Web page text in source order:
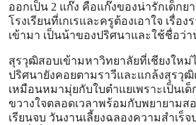
ออกเป็น 2 แก๊ง คือแก๊งของน่ารักเด็ก
โรงเรียนที่เกเรและครูต้องเอาใจ เรื่อ
เข้ามา เป็นน้าของปริศนาและใช้ชื่อว่
สุรวุฒิสอบเข้ามหาวิทยาลัยที่เชียงให
ปริศนายังคอยตามราวีและแกล้งสุรวุ
เหมือนหมามุ่ยกับใบตำแยเพราะเป็นเ
ขวางใจตลอดเวลาพร้อมกับพยายามส
เรียนจบ วันงานเลี้ยงฉลองความสำเ